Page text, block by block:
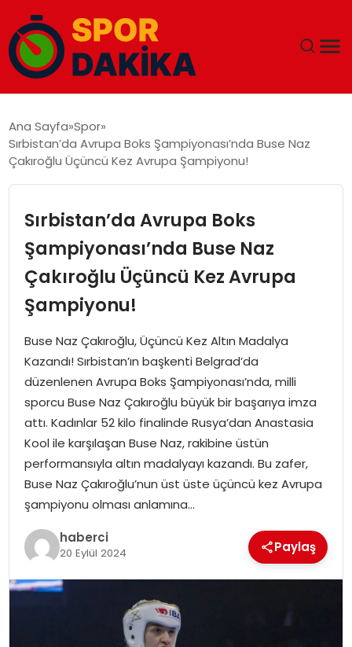
GÜNDEM
EKONOMI
MAGAZIN
SAĞLIK
SIYASET
SPOR
TEKNOLOJI
Ana Sayfa Spor
Sırbistan’da Avrupa Boks Şampiyonası’nda Buse Naz
Çakıroğlu Üçüncü Kez Avrupa Şampiyonu!
Sırbistan’da Avrupa Boks
Şampiyonası’nda Buse Naz
Çakıroğlu Üçüncü Kez Avrupa
Şampiyonu!
Buse Naz Çakıroğlu, Üçüncü Kez Altın Madalya
Kazandı! Sırbistan’ın başkenti Belgrad’da
düzenlenen Avrupa Boks Şampiyonası’nda, milli
sporcu Buse Naz Çakıroğlu büyük bir başarıya imza
attı. Kadınlar 52 kilo finalinde Rusya’dan Anastasia
Kool ile karşılaşan Buse Naz, rakibine üstün
performansıyla altın madalyayı kazandı. Bu zafer,
Buse Naz Çakıroğlu’nun üst üste üçüncü kez Avrupa
şampiyonu olması anlamına…
haberci
20 Eylül 2024 Paylaş